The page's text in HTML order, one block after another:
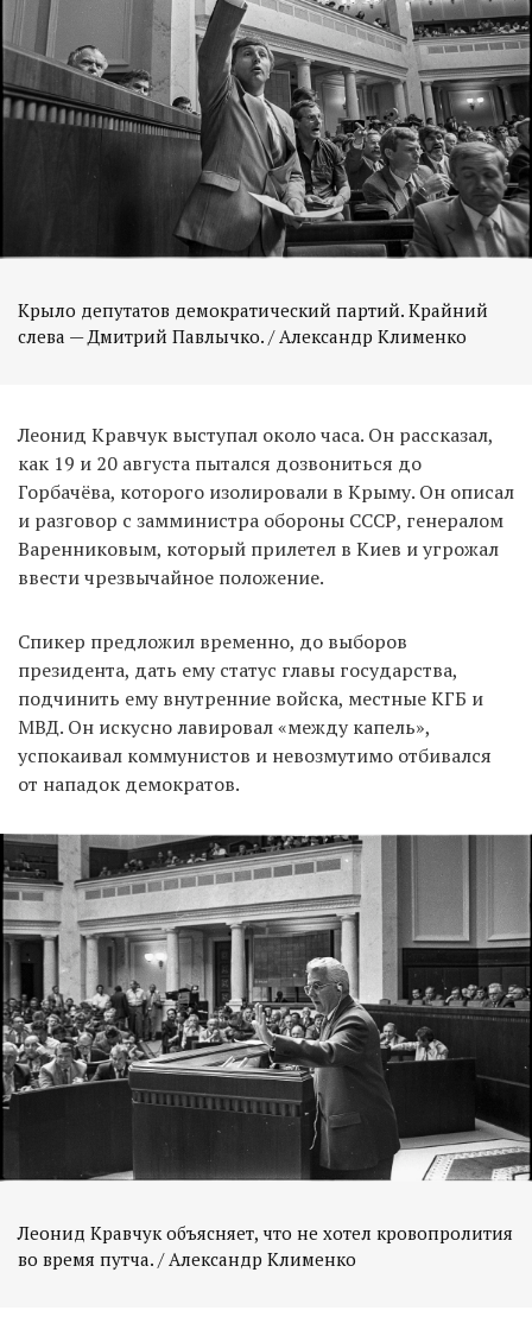
Крыло депутатов демократический партий. Крайний
слева — Дмитрий Павлычко. / Александр Клименко
Леонид Кравчук выступал около часа. Он рассказал,
как 19 и 20 августа пытался дозвониться до
Горбачёва, которого изолировали в Крыму. Он описал
и разговор с замминистра обороны СССР, генералом
Варенниковым, который прилетел в Киев и угрожал
ввести чрезвычайное положение.
Спикер предложил временно, до выборов
президента, дать ему статус главы государства,
подчинить ему внутренние войска, местные КГБ и
МВД. Он искусно лавировал «между капель»,
успокаивал коммунистов и невозмутимо отбивался
от нападок демократов.
Леонид Кравчук объясняет, что не хотел кровопролития
во время путча. / Александр Клименко